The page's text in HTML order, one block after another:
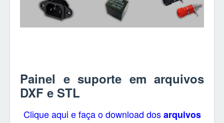
Painel e suporte em arquivos
DXF e STL
Clique aqui e faça o download dosarquivos